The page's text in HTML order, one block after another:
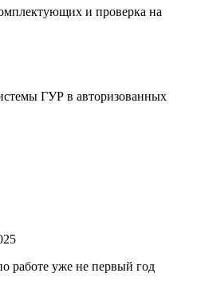
и проверка на
ГУР в авторизованных
работе уже не первый год